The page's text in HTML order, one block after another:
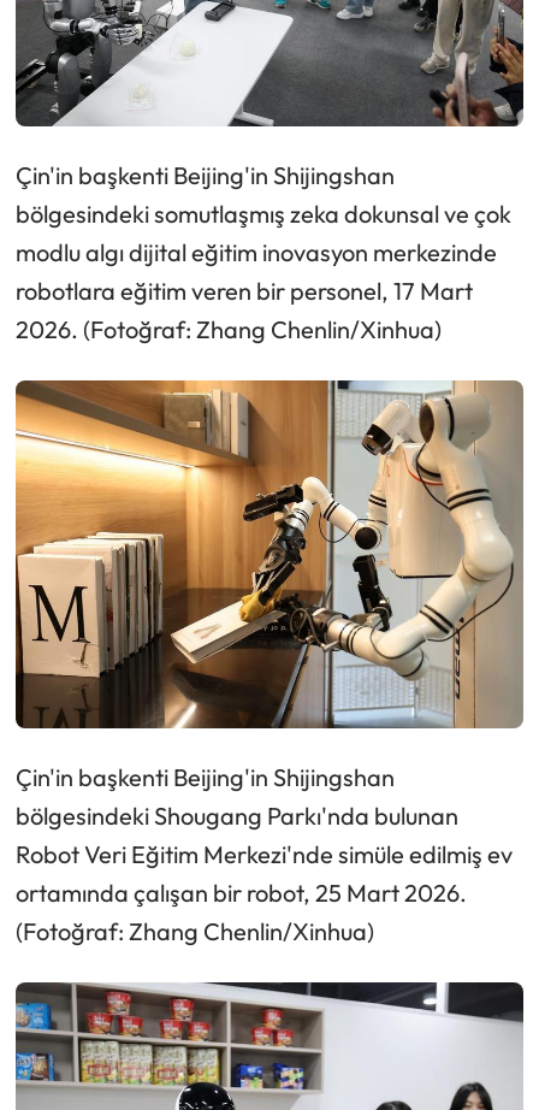
Çin'in başkenti Beijing'in Shijingshan
bölgesindeki somutlaşmış zeka dokunsal ve çok
modlu algı dijital eğitim inovasyon merkezinde
robotlara eğitim veren bir personel, 17 Mart
2026. (Fotoğraf: Zhang Chenlin/Xinhua)
Çin'in başkenti Beijing'in Shijingshan
bölgesindeki Shougang Parkı'nda bulunan
Robot Veri Eğitim Merkezi'nde simüle edilmiş ev
ortamında çalışan bir robot, 25 Mart 2026.
(Fotoğraf: Zhang Chenlin/Xinhua)